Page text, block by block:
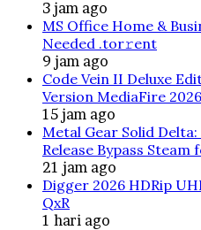
3 jam ago
MS Office Home &
Needed .tоr𝚛еnt
9 jam ago
Code Vein II Deluxe
Version MediaFire 2026
15 jam ago
Metal Gear Solid
Release Bypass Steam
21 jam ago
Digger 2026 HDRip
QxR
1 hari ago